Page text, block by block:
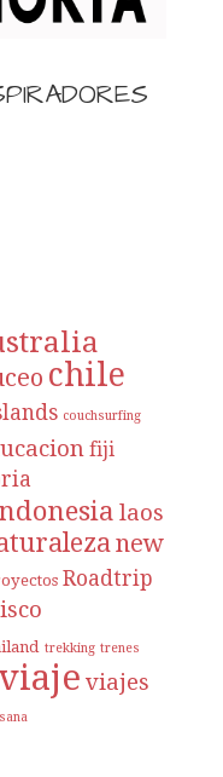
chile
couchsurfing
fiji
laos
new
Roadtrip
trekking trenes
viaje viajes